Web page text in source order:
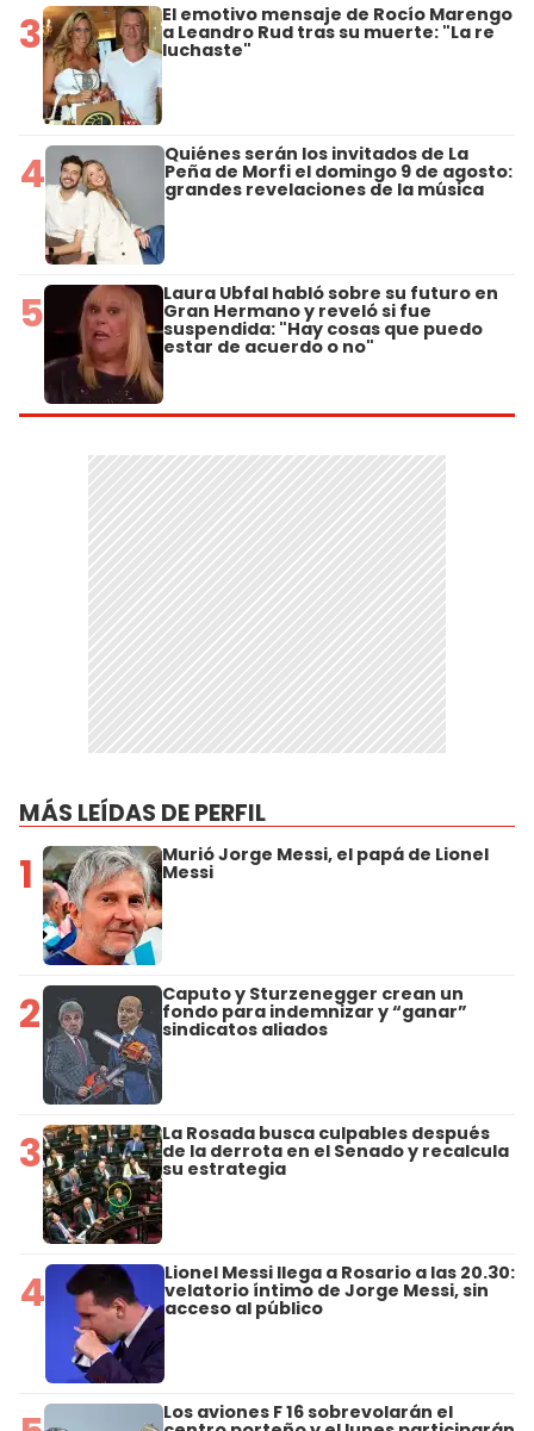
3 El emotivo mensaje de Rocío Marengo
a Leandro Rud tras su muerte: "La re
luchaste"
4 Quiénes serán los invitados de La
Peña de Morfi el domingo 9 de agosto:
grandes revelaciones de la música
5 Laura Ubfal habló sobre su futuro en
Gran Hermano y reveló si fue
suspendida: "Hay cosas que puedo
estar de acuerdo o no"
MÁS LEÍDAS DE PERFIL
1 Murió Jorge Messi, el papá de Lionel
Messi
2 Caputo y Sturzenegger crean un
fondo para indemnizar y “ganar”
sindicatos aliados
3 La Rosada busca culpables después
de la derrota en el Senado y recalcula
su estrategia
4 Lionel Messi llega a Rosario a las 20.30:
velatorio íntimo de Jorge Messi, sin
acceso al público
Los aviones F 16 sobrevolarán el